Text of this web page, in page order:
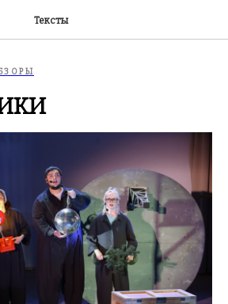
Тексты